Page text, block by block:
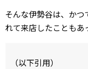
そんな伊勢谷は、かつ
れて来店したことも
（以下引用）